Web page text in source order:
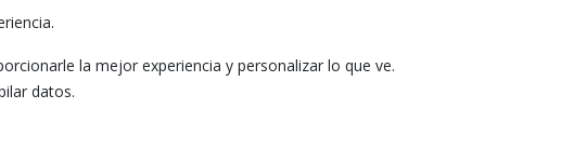
la mejor experiencia y personalizar lo que ve.
datos.